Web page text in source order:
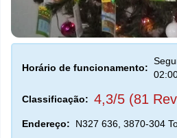
Horário de funcionamento:
Classificação: 4,3/5 (81
Endereço:
N327 636, 3870-304